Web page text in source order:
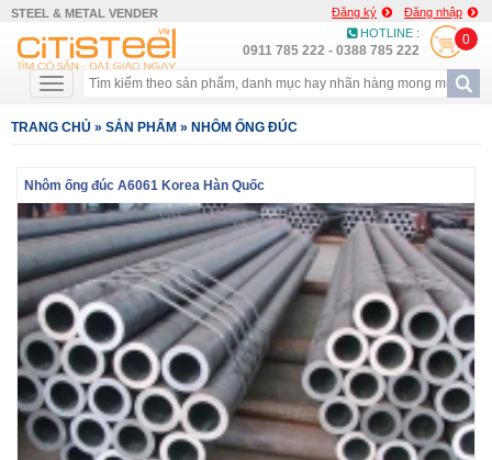
STEEL & METAL VENDER Đăng ký
Đăng nhập
HOTLINE :
0911 785 222 - 0388 785 222
0
TRANG CHỦ » SẢN PHẨM » NHÔM ỐNG ĐÚC
Nhôm ống đúc A6061 Korea Hàn Quốc